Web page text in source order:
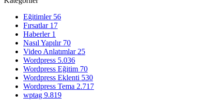
Eğitimler 56
Fırsatlar 17
Haberler 1
Nasıl Yapılır 70
Video Anlatımlar 25
Wordpress 5.036
Wordpress Eğitim 70
Wordpress Eklenti 530
Wordpress Tema 2.717
wptag 9.819